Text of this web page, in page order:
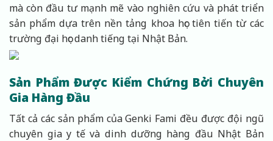
mà còn đầu tư mạnh mẽ vào nghiên cứu và phát triển
sản phẩm dựa trên nền tảng khoa học tiên tiến từ các
trường đại học danh tiếng tại Nhật Bản.
Sản Phẩm Được Kiểm Chứng Bởi Chuyên
Gia Hàng Đầu
Tất cả các sản phẩm của Genki Fami đều được đội ngũ
chuyên gia y tế và dinh dưỡng hàng đầu Nhật Bản